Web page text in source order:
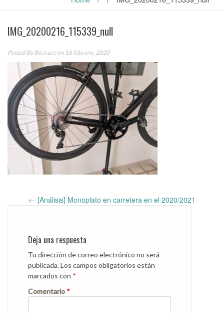
IMG_20200216_115339_null
Posted ByBiciraceon 16 febrero, 2020
Post
← [Análisis] Monoplato en carretera en el 2020/2021
Deja una respuesta
Tu dirección de correo electrónico no será
publicada.Los campos obligatorios están
marcados con *
Comentario *